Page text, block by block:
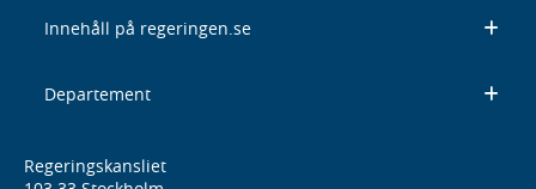
Innehåll på regeringen.se
Departement
Regeringskansliet